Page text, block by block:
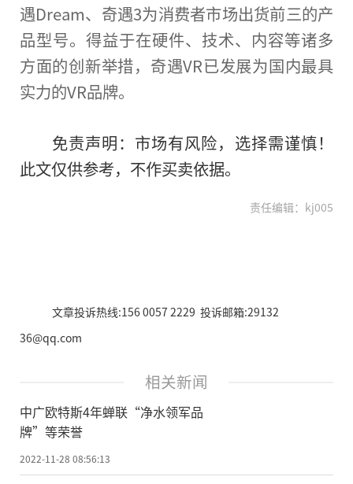
遇Dream、奇遇3为消费者市场出货前三的产
品型号。得益于在硬件、技术、内容等诸多
方面的创新举措，奇遇VR已发展为国内最具
实力的VR品牌。
免责声明：市场有风险，选择需谨慎！
此文仅供参考，不作买卖依据。
责任编辑：kj005
文章投诉热线:156 0057 2229 投诉邮箱:29132
36@qq.com
相关新闻
中广欧特斯4年蝉联“净水领军品
牌”等荣誉
2022-11-28 08:56:13